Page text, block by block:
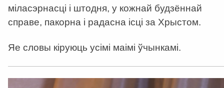
міласэрнасці і штодня, у кожнай будзённай
справе, пакорна і радасна ісці за Хрыстом.
Яе словы кіруюць усімі маімі ўчынкамі.